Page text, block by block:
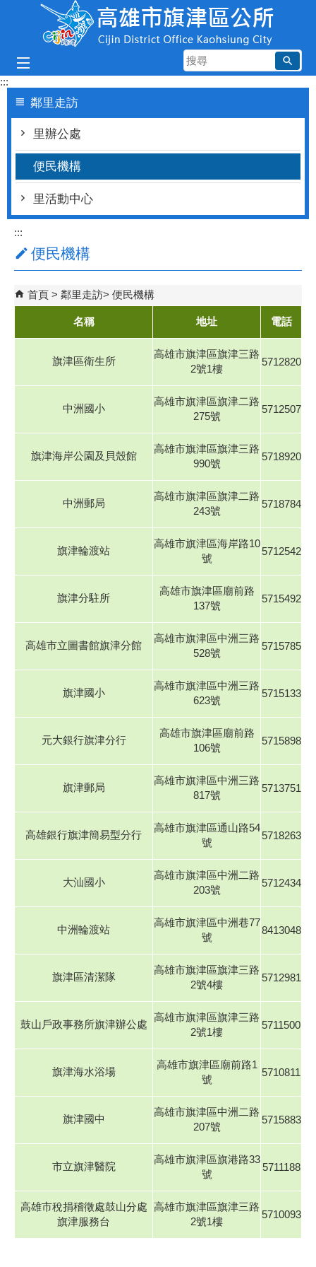
跳到主要內容區塊
搜
尋
:::
鄰里走訪
里辦公處
便民機構
里活動中心
:::
便民機構
首頁 鄰里走訪 便民機構
名稱 地址 電話
旗津區衛生所
高雄市旗津區旗津三路
2號1樓
5712820
中洲國小
高雄市旗津區旗津二路
275號
5712507
旗津海岸公園及貝殼館
高雄市旗津區旗津三路
990號
5718920
中洲郵局
高雄市旗津區旗津二路
243號
5718784
旗津輪渡站
高雄市旗津區海岸路10
號
5712542
旗津分駐所
高雄市旗津區廟前路
137號
5715492
高雄市立圖書館旗津分館
高雄市旗津區中洲三路
528號
5715785
旗津國小
高雄市旗津區中洲三路
623號
5715133
元大銀行旗津分行
高雄市旗津區廟前路
106號
5715898
旗津郵局
高雄市旗津區中洲三路
817號
5713751
高雄銀行旗津簡易型分行
高雄市旗津區通山路54
號
5718263
大汕國小
高雄市旗津區中洲二路
203號
5712434
中洲輪渡站
高雄市旗津區中洲巷77
號
8413048
旗津區清潔隊
高雄市旗津區旗津三路
2號4樓
5712981
鼓山戶政事務所旗津辦公處
高雄市旗津區旗津三路
2號1樓
5711500
旗津海水浴場
高雄市旗津區廟前路1
號
5710811
旗津國中
高雄市旗津區中洲二路
207號
5715883
市立旗津醫院
高雄市旗津區旗港路33
號
5711188
高雄市稅捐稽徵處鼓山分處
旗津服務台
高雄市旗津區旗津三路
2號1樓
5710093